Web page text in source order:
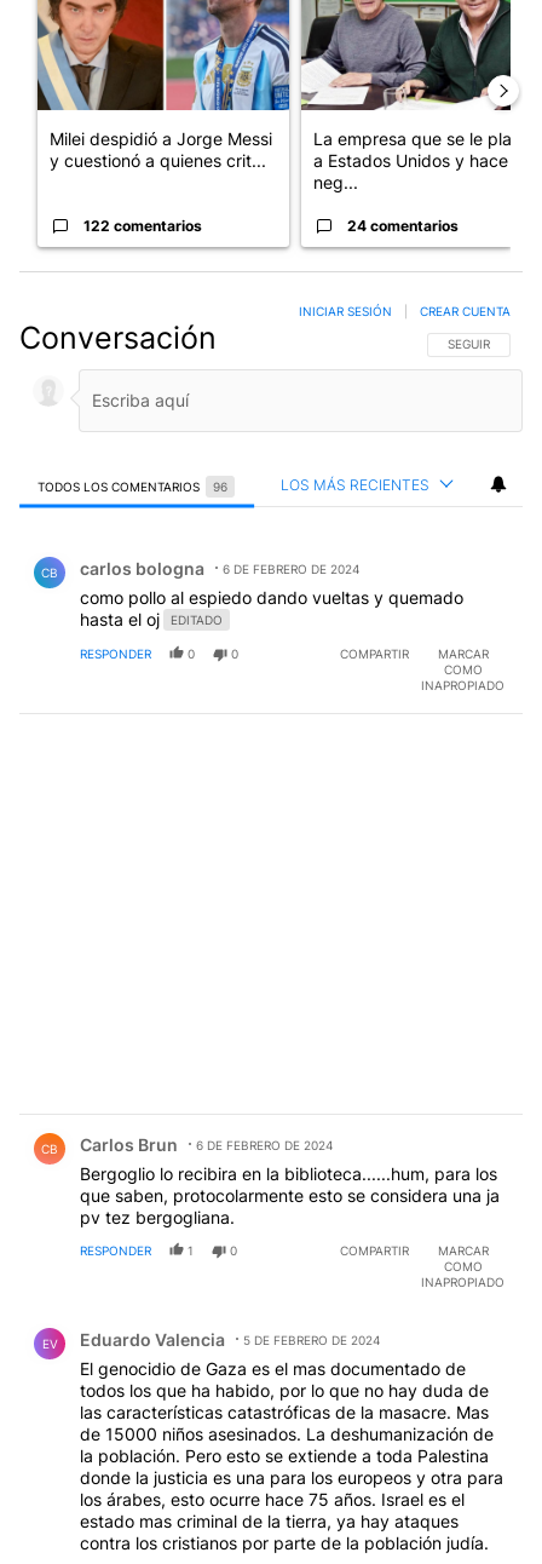
Milei despidió a Jorge Messi
y cuestionó a quienes crit...
122 comentarios
La empresa que se le plantó
a Estados Unidos y hace
neg...
24 comentarios
Conversación SIGA ESTA
SEGUIR
INICIAR SESIÓN CREAR CUENTA
TODOS LOS COMENTARIOS 96 LOS MÁS RECIENTES
CB carlos bologna 6 DE FEBRERO DE 2024
como pollo al espiedo dando vueltas y quemado
hasta el oj
EDITADO
RESPONDER 0 0 COMPARTIR
MARCAR
COMO
INAPROPIADO
CB Carlos Brun 6 DE FEBRERO DE 2024
Bergoglio lo recibira en la biblioteca......hum, para los
que saben, protocolarmente esto se considera una ja
pv tez bergogliana.
RESPONDER 1 0 COMPARTIR
MARCAR
COMO
INAPROPIADO
EV Eduardo Valencia 5 DE FEBRERO DE 2024
El genocidio de Gaza es el mas documentado de
todos los que ha habido, por lo que no hay duda de
las características catastróficas de la masacre. Mas
de 15000 niños asesinados. La deshumanización de
la población. Pero esto se extiende a toda Palestina
donde la justicia es una para los europeos y otra para
los árabes, esto ocurre hace 75 años. Israel es el
estado mas criminal de la tierra, ya hay ataques
contra los cristianos por parte de la población judía.